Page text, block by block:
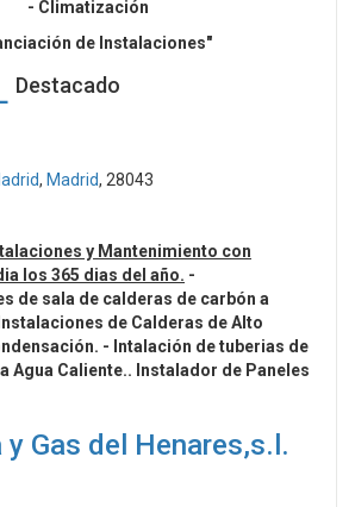
- Climatización
de Instalaciones"
Destacado
, Madrid, 28043
y Mantenimiento con
los 365 dias del año. -
de sala de calderas de carbón a
de Calderas de Alto
- Intalación de tuberias de
Agua Caliente.. Instalador de Paneles
y Gas del Henares,s.l.